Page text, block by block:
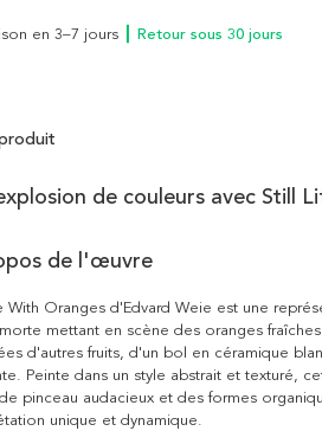
en 3–7 jours ┃ Retour sous 30 jours
de couleurs avec Still
de l'œuvre
With Oranges d'Edvard Weie est une
mettant en scène des oranges
d'autres fruits, d'un bol en céramique
Peinte dans un style abstrait et texturé,
pinceau audacieux et des formes
unique et dynamique.